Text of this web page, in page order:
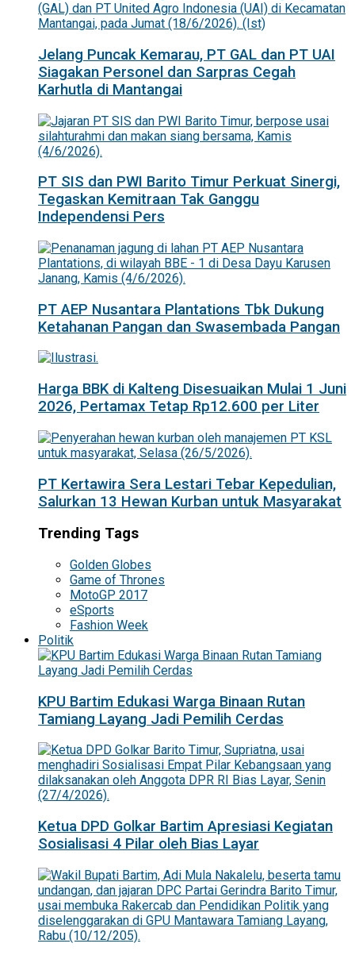
Jelang Puncak Kemarau, PT GAL dan PT UAI
Siagakan Personel dan Sarpras Cegah
Karhutla di Mantangai
PT SIS dan PWI Barito Timur Perkuat Sinergi,
Tegaskan Kemitraan Tak Ganggu
Independensi Pers
PT AEP Nusantara Plantations Tbk Dukung
Ketahanan Pangan dan Swasembada Pangan
Harga BBK di Kalteng Disesuaikan Mulai 1 Juni
2026, Pertamax Tetap Rp12.600 per Liter
PT Kertawira Sera Lestari Tebar Kepedulian,
Salurkan 13 Hewan Kurban untuk Masyarakat
Trending Tags
Golden Globes
Game of Thrones
MotoGP 2017
eSports
Fashion Week
Politik
KPU Bartim Edukasi Warga Binaan Rutan
Tamiang Layang Jadi Pemilih Cerdas
Ketua DPD Golkar Bartim Apresiasi Kegiatan
Sosialisasi 4 Pilar oleh Bias Layar